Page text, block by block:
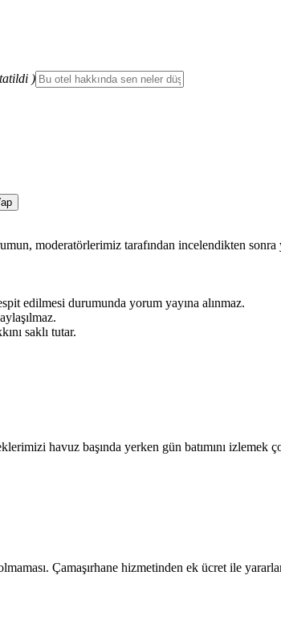
)
moderatörlerimiz tarafından incelendikten sonra
edilmesi durumunda yorum yayına alınmaz.
saklı tutar.
havuz başında yerken gün batımını izlemek
Çamaşırhane hizmetinden ek ücret ile